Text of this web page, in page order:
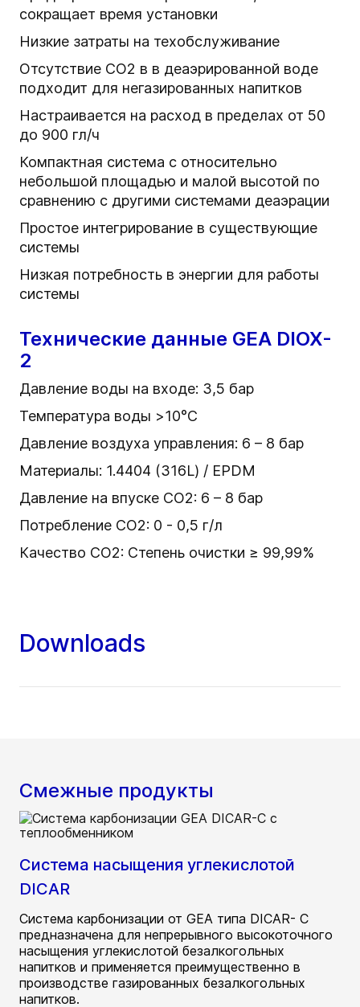
сокращает время установки
Низкие затраты на техобслуживание
Отсутствие CO2 в в деаэрированной воде
подходит для негазированных напитков
Настраивается на расход в пределах от 50
до 900 гл/ч
Компактная система с относительно
небольшой площадью и малой высотой по
сравнению с другими системами деаэрации
Простое интегрирование в существующие
системы
Низкая потребность в энергии для работы
системы
Технические данные GEA DIOX-
2
Давление воды на входе: 3,5 бар
Температура воды >10°C
Давление воздуха управления: 6 – 8 бар
Материалы: 1.4404 (316L) / EPDM
Давление на впуске CO2: 6 – 8 бар
Потребление CO2: 0 - 0,5 г/л
Качество CO2: Степень очистки ≥ 99,99%
Downloads
Смежные продукты
Система насыщения углекислотой
DICAR
Система карбонизации от GEA типа DICAR- C
предназначена для непрерывного высокоточного
насыщения углекислотой безалкогольных
напитков и применяется преимущественно в
производстве газированных безалкогольных
напитков.